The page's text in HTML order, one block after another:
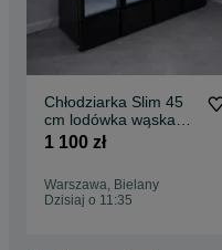
Chłodziarka Slim 45
cm lodówka wąska
UBC 19r
1 100 zł
Warszawa, Bielany
Dzisiaj o 11:35